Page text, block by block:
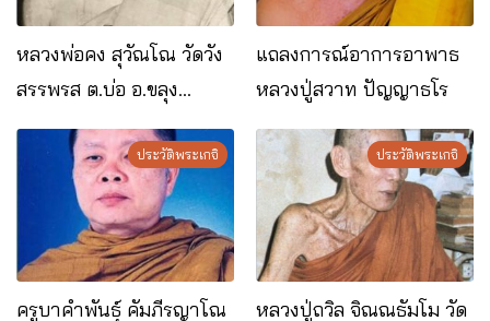
หลวงพ่อคง สุวัณโณ วัดวัง
สรรพรส ต.บ่อ อ.ขลุง
จ.จันทบุรี
แถลงการณ์อาการอาพาธ
หลวงปู่สวาท ปัญญาธโร
ประวัติพระเกจิ
ครูบาคำพันธุ์ คัมภีรญาโณ
ประวัติพระเกจิ
หลวงปู่ถวิล จิณณธัมโม วัด